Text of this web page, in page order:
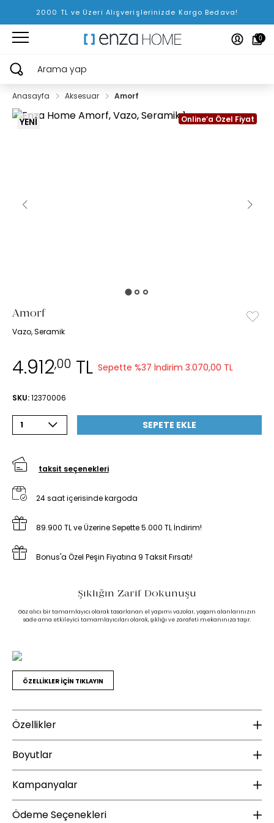
2000 TL ve Üzeri Alışverişlerinizde Kargo Bedava!
0
Arama yap
Anasayfa Aksesuar Amorf
YENİ Online’a Özel Fiyat
Amorf
Vazo, Seramik
4.912,00 TL Sepette %37 İndirim 3.070,00 TL
SKU:12370006
1 SEPETE EKLE
taksit seçenekleri
24 saat içerisinde kargoda
89.900 TL ve Üzerine Sepette 5.000 TL İndirim!
Bonus'a Özel Peşin Fiyatına 9 Taksit Fırsatı!
Şıklığın Zarif Dokunuşu
Göz alıcı bir tamamlayıcı olarak tasarlanan el yapımı vazolar, yaşam alanlarınızın
sade ama etkileyici tamamlayıcıları olarak, şıklığı ve zarafeti mekanınıza taşır.
ÖZELLİKLER İÇİN TIKLAYIN
Özellikler
Gövde Malzeme Bilgisi : Seramik
Ek Bilgiler
Boyutlar
Yükseklik (mm) :
Kampanyalar
YENİ ÜYE KAMPANYASI
Ödeme Seçenekleri